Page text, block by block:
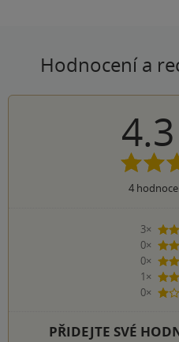
Hodnocení a
4.3
4
3×
0×
0×
1×
2
0×
1
PŘIDEJTE SVÉ